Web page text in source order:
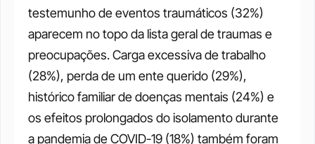
testemunho de eventos traumáticos (32%)
aparecem no topo da lista geral de traumas e
preocupações. Carga excessiva de trabalho
(28%), perda de um ente querido (29%),
histórico familiar de doenças mentais (24%) e
os efeitos prolongados do isolamento durante
a pandemia de COVID-19 (18%) também foram